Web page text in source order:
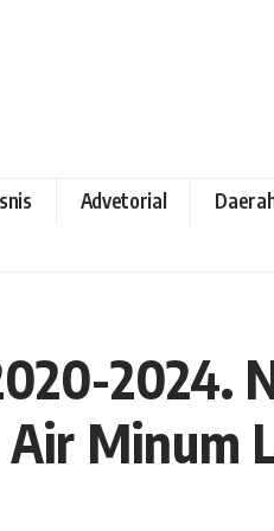
Advetorial
2024.
Minum